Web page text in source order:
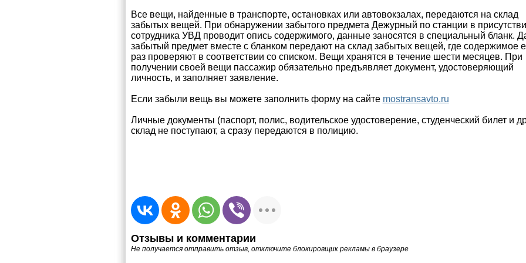
Все вещи, найденные в транспорте, остановках или автовокзалах, передаются на склад
забытых вещей. При обнаружении забытого предмета Дежурный по станции в
сотрудника УВД проводит опись содержимого, данные заносятся в специальный бланк.
забытый предмет вместе с бланком передают на склад забытых вещей, где содержимое
раз проверяют в соответствии со списком. Вещи хранятся в течение шести месяцев. При
получении своей вещи пассажир обязательно предъявляет документ, удостоверяющий
личность, и заполняет заявление.
Если забыли вещь вы можете заполнить форму на сайте mostransavto.ru
Личные документы (паспорт, полис, водительское удостоверение, студенческий билет и
склад не поступают, а сразу передаются в полицию.
Отзывы и комментарии
Не получается отправить отзыв, отключите блокировщик рекламы в браузере